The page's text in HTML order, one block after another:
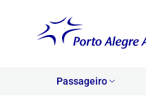
Passageiro